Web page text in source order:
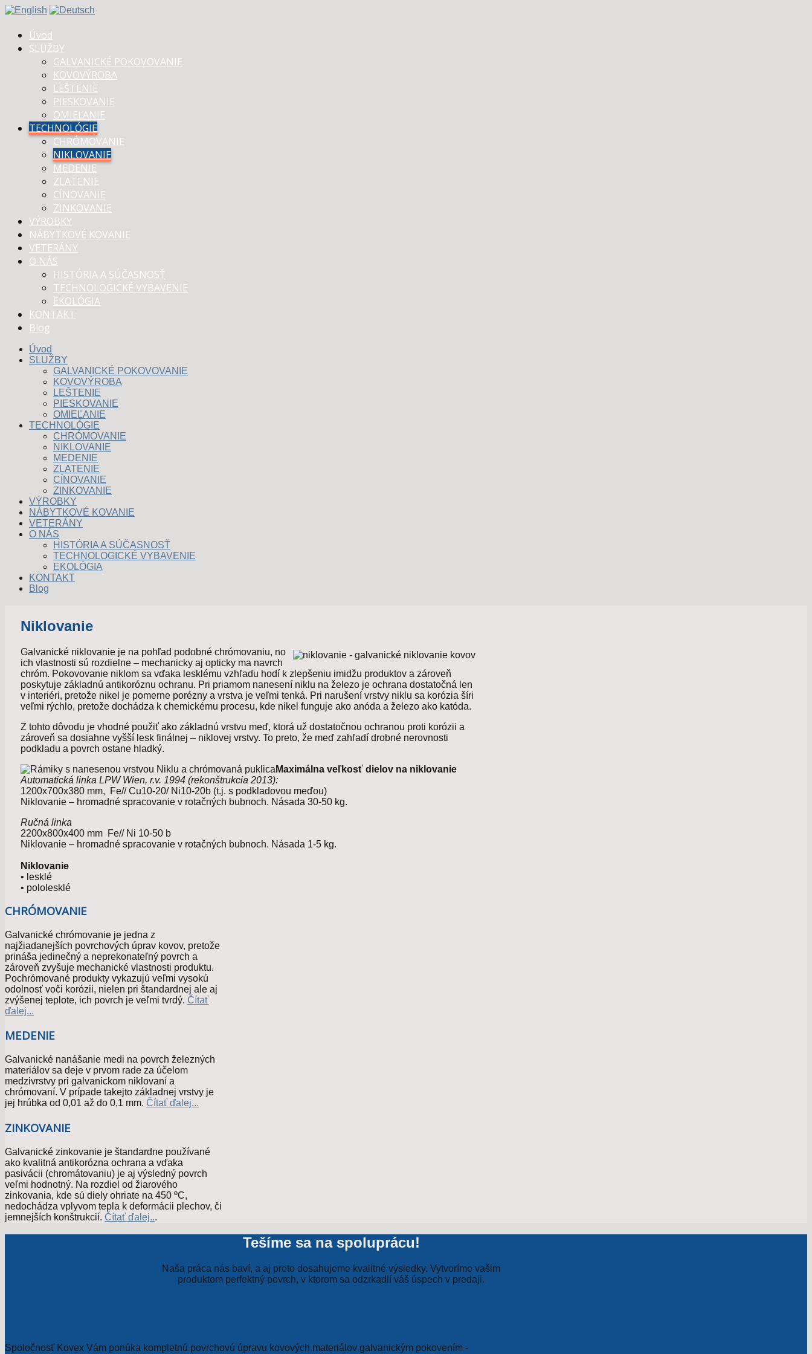
Úvod
SLUŽBY
GALVANICKÉ POKOVOVANIE
KOVOVÝROBA
LEŠTENIE
PIESKOVANIE
OMIEĽANIE
TECHNOLÓGIE
CHRÓMOVANIE
NIKLOVANIE
MEDENIE
ZLATENIE
CÍNOVANIE
ZINKOVANIE
VÝROBKY
NÁBYTKOVÉ KOVANIE
VETERÁNY
O NÁS
HISTÓRIA A SÚČASNOSŤ
TECHNOLOGICKÉ VYBAVENIE
EKOLÓGIA
KONTAKT
Blog
Úvod
SLUŽBY
GALVANICKÉ POKOVOVANIE
KOVOVÝROBA
LEŠTENIE
PIESKOVANIE
OMIEĽANIE
TECHNOLÓGIE
CHRÓMOVANIE
NIKLOVANIE
MEDENIE
ZLATENIE
CÍNOVANIE
ZINKOVANIE
VÝROBKY
NÁBYTKOVÉ KOVANIE
VETERÁNY
O NÁS
HISTÓRIA A SÚČASNOSŤ
TECHNOLOGICKÉ VYBAVENIE
EKOLÓGIA
KONTAKT
Blog
Niklovanie
Galvanické niklovanie je na pohľad podobné chrómovaniu, no
ich vlastnosti sú rozdielne – mechanicky aj opticky ma navrch
chróm. Pokovovanie niklom sa vďaka lesklému vzhľadu hodí k zlepšeniu imidžu produktov a zároveň
poskytuje základnú antikoróznu ochranu. Pri priamom nanesení niklu na železo je ochrana dostatočná len
v interiéri, pretože nikel je pomerne porézny a vrstva je veľmi tenká. Pri narušení vrstvy niklu sa korózia šíri
veľmi rýchlo, pretože dochádza k chemickému procesu, kde nikel funguje ako anóda a železo ako katóda.
Z tohto dôvodu je vhodné použiť ako základnú vrstvu meď, ktorá už dostatočnou ochranou proti korózii a
zároveň sa dosiahne vyšší lesk finálnej – niklovej vrstvy. To preto, že meď zahľadí drobné nerovnosti
podkladu a povrch ostane hladký.
Maximálna veľkosť dielov na niklovanie
Automatická linka LPW Wien, r.v. 1994 (rekonštrukcia 2013):
1200x700x380 mm, Fe// Cu10-20/ Ni10-20b (t.j. s podkladovou meďou)
Niklovanie – hromadné spracovanie v rotačných bubnoch. Násada 30-50 kg.
Ručná linka
2200x800x400 mm Fe// Ni 10-50 b
Niklovanie – hromadné spracovanie v rotačných bubnoch. Násada 1-5 kg.
Niklovanie
• lesklé
• pololesklé
CHRÓMOVANIE
Galvanické chrómovanie je jedna z
najžiadanejších povrchových úprav kovov, pretože
prináša jedinečný a neprekonateľný povrch a
zároveň zvyšuje mechanické vlastnosti produktu.
Pochrómované produkty vykazujú veľmi vysokú
odolnosť voči korózii, nielen pri štandardnej ale aj
zvýšenej teplote, ich povrch je veľmi tvrdý. Čítať
ďalej...
MEDENIE
Galvanické nanášanie medi na povrch železných
materiálov sa deje v prvom rade za účelom
medzivrstvy pri galvanickom niklovaní a
chrómovaní. V prípade takejto základnej vrstvy je
jej hrúbka od 0,01 až do 0,1 mm. Čítať ďalej...
ZINKOVANIE
Galvanické zinkovanie je štandardne používané
ako kvalitná antikorózna ochrana a vďaka
pasivácii (chromátovaniu) je aj výsledný povrch
veľmi hodnotný. Na rozdiel od žiarového
zinkovania, kde sú diely ohriate na 450 ºC,
nedochádza vplyvom tepla k deformácii plechov, či
jemnejších konštrukcií. Čítať ďalej...
Tešíme sa na spoluprácu!
Naša práca nás baví, a aj preto dosahujeme kvalitné výsledky. Vytvoríme vašim
produktom perfektný povrch, v ktorom sa odzrkadlí váš úspech v predaji.
Spoločnosť Kovex Vám ponúka kompletnú povrchovú úpravu kovových materiálov galvanickým pokovením -